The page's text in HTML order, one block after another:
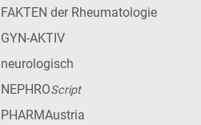
FAKTEN der Rheumatologie
GYN-AKTIV
neurologisch
NEPHROScript
PHARMAustria